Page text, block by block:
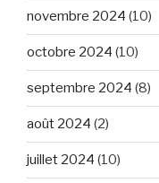
novembre 2024 (10)
octobre 2024 (10)
septembre 2024 (8)
août 2024 (2)
juillet 2024 (10)